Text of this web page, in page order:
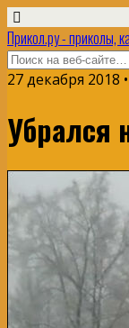
Прикол.ру - приколы,
27 декабря 2018
Убрался